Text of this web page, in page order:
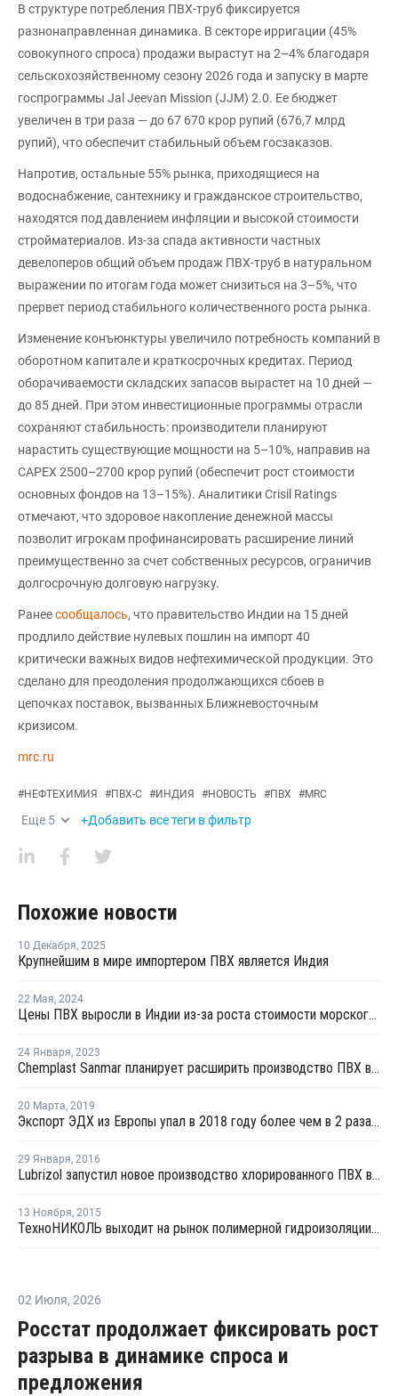
В структуре потребления ПВХ-труб фиксируется
разнонаправленная динамика. В секторе ирригации (45%
совокупного спроса) продажи вырастут на 2–4% благодаря
сельскохозяйственному сезону 2026 года и запуску в марте
госпрограммы Jal Jeevan Mission (JJM) 2.0. Ее бюджет
увеличен в три раза — до 67 670 крор рупий (676,7 млрд
рупий), что обеспечит стабильный объем госзаказов.
Напротив, остальные 55% рынка, приходящиеся на
водоснабжение, сантехнику и гражданское строительство,
находятся под давлением инфляции и высокой стоимости
стройматериалов. Из-за спада активности частных
девелоперов общий объем продаж ПВХ-труб в натуральном
выражении по итогам года может снизиться на 3–5%, что
прервет период стабильного количественного роста рынка.
Изменение конъюнктуры увеличило потребность компаний в
оборотном капитале и краткосрочных кредитах. Период
оборачиваемости складских запасов вырастет на 10 дней —
до 85 дней. При этом инвестиционные программы отрасли
сохраняют стабильность: производители планируют
нарастить существующие мощности на 5–10%, направив на
CAPEX 2500–2700 крор рупий (обеспечит рост стоимости
основных фондов на 13–15%). Аналитики Crisil Ratings
отмечают, что здоровое накопление денежной массы
позволит игрокам профинансировать расширение линий
преимущественно за счет собственных ресурсов, ограничив
долгосрочную долговую нагрузку.
Ранеесообщалось, что правительство Индии на 15 дней
продлило действие нулевых пошлин на импорт 40
критически важных видов нефтехимической продукции. Это
сделано для преодоления продолжающихся сбоев в
цепочках поставок, вызванных Ближневосточным
кризисом.
mrc.ru
#НЕФТЕХИМИЯ #ПВХ-С #ИНДИЯ #НОВОСТЬ #ПВХ #MRC
Еще 5 +Добавить все теги в фильтр
Похожие новости
10 Декабря, 2025
Крупнейшим в мире импортером ПВХ является Индия
22 Мая, 2024
Цены ПВХ выросли в Индии из-за роста стоимости морского фрахта на фоне торговой войны между США и Китаем
24 Января, 2023
Chemplast Sanmar планирует расширить производство ПВХ в Индии
20 Марта, 2019
Экспорт ЭДХ из Европы упал в 2018 году более чем в 2 раза - Евростат
29 Января, 2016
Lubrizol запустил новое производство хлорированного ПВХ в Индии
13 Ноября, 2015
ТехноНИКОЛЬ выходит на рынок полимерной гидроизоляции и теплоизоляции Индии
02 Июля, 2026
Росстат продолжает фиксировать рост
разрыва в динамике спроса и
предложения